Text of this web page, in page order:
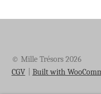
© Mille Trésors 2026
CGV
Built with